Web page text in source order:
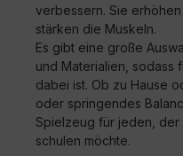
verbessern. Sie
stärken die Muskeln.
Es gibt eine große
und Materialien, sodass
dabei ist. Ob zu Hause
oder springendes
Spielzeug für jeden, der
schulen möchte.